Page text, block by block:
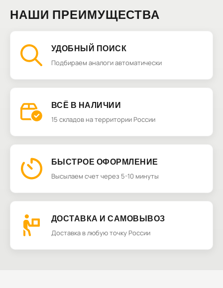
НАШИ ПРЕИМУЩЕСТВА
УДОБНЫЙ ПОИСК
Подбираем аналоги автоматически
ВСЁ В НАЛИЧИИ
15 складов на территории России
БЫСТРОЕ ОФОРМЛЕНИЕ
Высылаем счет через 5-10 минуты
ДОСТАВКА И САМОВЫВОЗ
Доставка в любую точку России